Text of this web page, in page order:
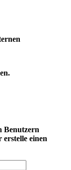
Benutzern
erstelle einen